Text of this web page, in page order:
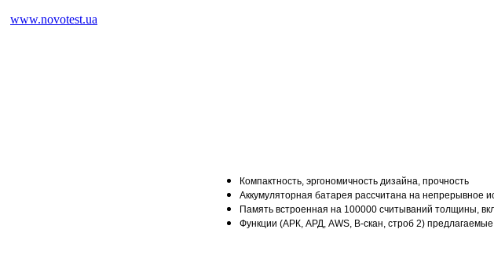
www.novotest.ua
Компактность, эргономичность дизайна, прочность
Аккумуляторная батарея рассчитана на непрерывное
Память встроенная на 100000 считываний толщины,
Функции (АРК, АРД, AWS, B-скан, строб 2)